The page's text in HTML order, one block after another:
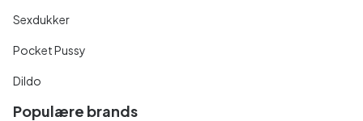
Sexdukker
Pocket Pussy
Dildo
Populære brands